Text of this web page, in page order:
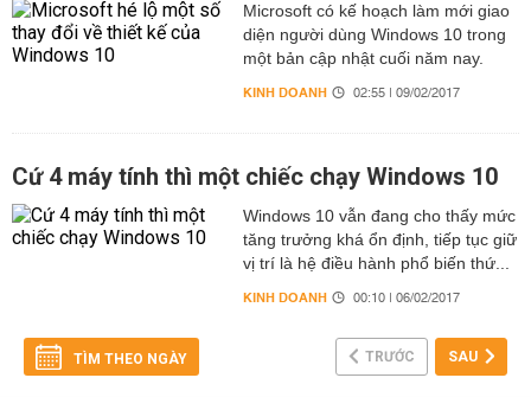
Microsoft có kế hoạch làm mới giao
diện người dùng Windows 10 trong
một bản cập nhật cuối năm nay.
KINH DOANH 02:55 | 09/02/2017
Cứ 4 máy tính thì một chiếc chạy Windows 10
Windows 10 vẫn đang cho thấy mức
tăng trưởng khá ổn định, tiếp tục giữ
vị trí là hệ điều hành phổ biến thứ...
KINH DOANH 00:10 | 06/02/2017
TÌM THEO NGÀY TRƯỚC SAU